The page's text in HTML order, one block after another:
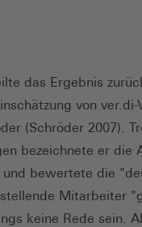
das Ergebnis
von
(Schröder 2007).
bezeichnete er die
und bewertete die
Mitarbeiter
keine Rede sein.